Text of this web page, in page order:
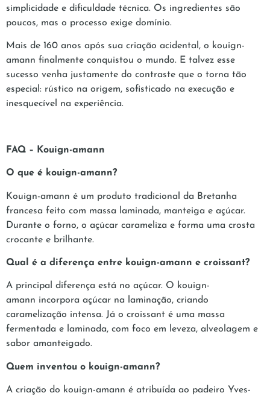
simplicidade e dificuldade técnica. Os ingredientes são
poucos, mas o processo exige domínio.
Mais de 160 anos após sua criação acidental, o kouign-
amann finalmente conquistou o mundo. E talvez esse
sucesso venha justamente do contraste que o torna tão
especial: rústico na origem, sofisticado na execução e
inesquecível na experiência.
FAQ – Kouign-amann
O que é kouign-amann?
Kouign-amann é um produto tradicional da Bretanha
francesa feito com massa laminada, manteiga e açúcar.
Durante o forno, o açúcar carameliza e forma uma crosta
crocante e brilhante.
Qual é a diferença entre kouign-amann e croissant?
A principal diferença está no açúcar. O kouign-
amann incorpora açúcar na laminação, criando
caramelização intensa. Já o croissant é uma massa
fermentada e laminada, com foco em leveza, alveolagem e
sabor amanteigado.
Quem inventou o kouign-amann?
A criação do kouign-amann é atribuída ao padeiro Yves-